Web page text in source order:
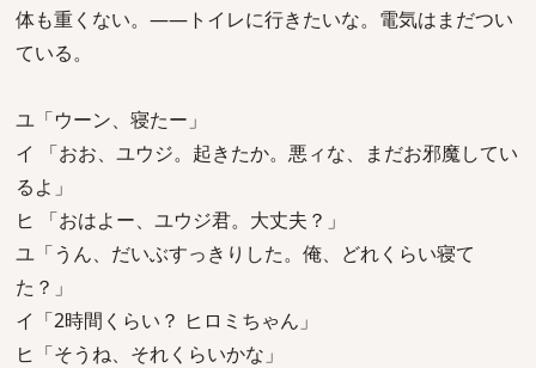
体も重くない。――トイレに行きたいな。電気はまだつい
ている。
ユ「ウーン、寝たー」
イ 「おお、ユウジ。起きたか。悪ィな、まだお邪魔してい
るよ」
ヒ 「おはよー、ユウジ君。大丈夫？」
ユ「うん、だいぶすっきりした。俺、どれくらい寝て
た？」
イ「2時間くらい？ ヒロミちゃん」
ヒ「そうね、それくらいかな」